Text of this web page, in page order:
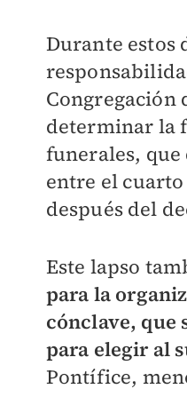
Durante estos
Congregación
determinar la
funerales, que
entre el
después del
Este lapso
para la
cónclave, que
para elegir al
Pontífice,